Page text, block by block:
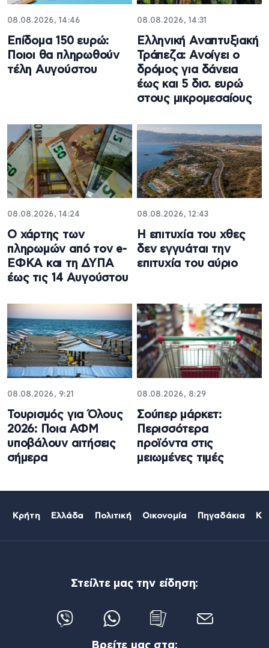
08.08.2026, 14:46
Επίδομα 150 ευρώ:
Ποιοι θα πληρωθούν
τέλη Αυγούστου
08.08.2026, 14:31
Ελληνική Αναπτυξιακή
Τράπεζα: Ανοίγει ο
δρόμος για δάνεια
έως και 5 δισ. ευρώ
στους μικρομεσαίους
08.08.2026, 14:24
Ο χάρτης των
πληρωμών από τον e-
ΕΦΚΑ και τη ΔΥΠΑ
έως τις 14 Αυγούστου
08.08.2026, 12:43
Η επιτυχία του χθες
δεν εγγυάται την
επιτυχία του αύριο
08.08.2026, 9:21
Τουρισμός για Όλους
2026: Ποια ΑΦΜ
υποβάλουν αιτήσεις
σήμερα
08.08.2026, 8:29
Σούπερ μάρκετ:
Περισσότερα
προϊόντα στις
μειωμένες τιμές
Κρήτη Ελλάδα Πολιτική Οικονομία Πηγαδάκια
Στείλτε μας την είδηση:
Βρείτε μας στα: